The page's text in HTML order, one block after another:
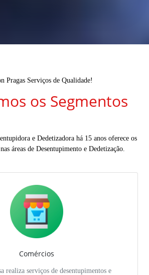
Pragas Serviços de Qualidade!
os Segmentos
e Dedetizadora há 15 anos oferece os
áreas de Desentupimento e Dedetização.
Comércios
realiza serviços de desentupimentos e